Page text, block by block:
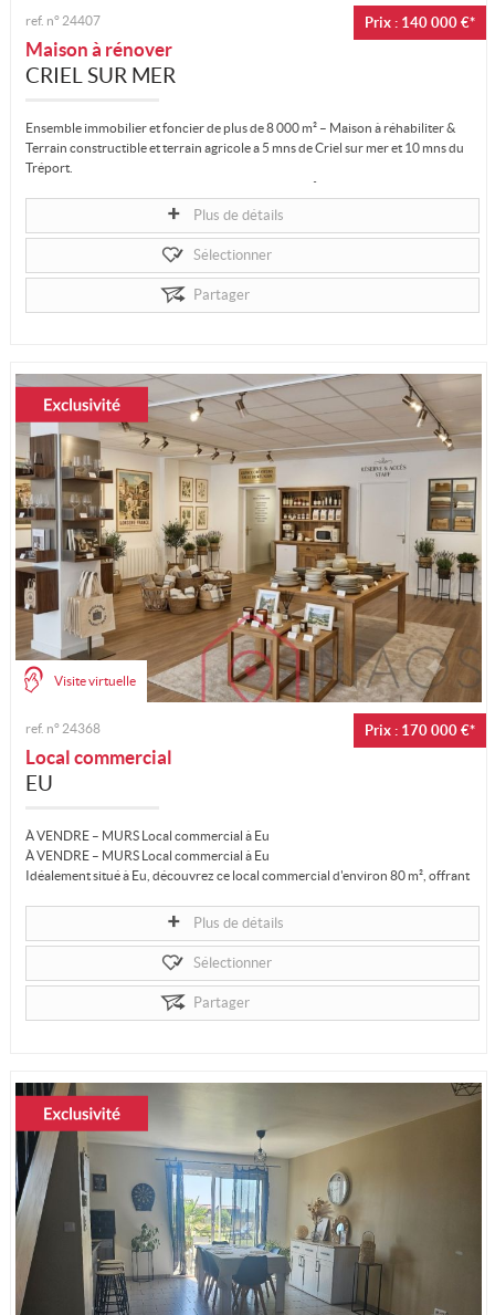
Prix : 140 000 €*
ref. n° 24407
Maison à rénover
CRIEL SUR MER
Ensemble immobilier et foncier de plus de 8 000 m² – Maison à réhabiliter &
Terrain constructible et terrain agricole a 5 mns de Criel sur mer et 10 mns du
Tréport.
Terrain constructible et terrain agricole a 5 mns de Criel sur mer et 10...
Plus de détails
Sélectionner
Partager
Visite virtuelle
Prix : 170 000 €*
ref. n° 24368
Local commercial
EU
À VENDRE – MURS Local commercial à Eu
À VENDRE – MURS Local commercial à Eu
Idéalement situé à Eu, découvrez ce local commercial d'environ 80 m², offrant
Plus de détails
Sélectionner
Partager